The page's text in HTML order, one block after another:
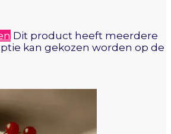
Dit product heeft meerdere
kan gekozen worden op de